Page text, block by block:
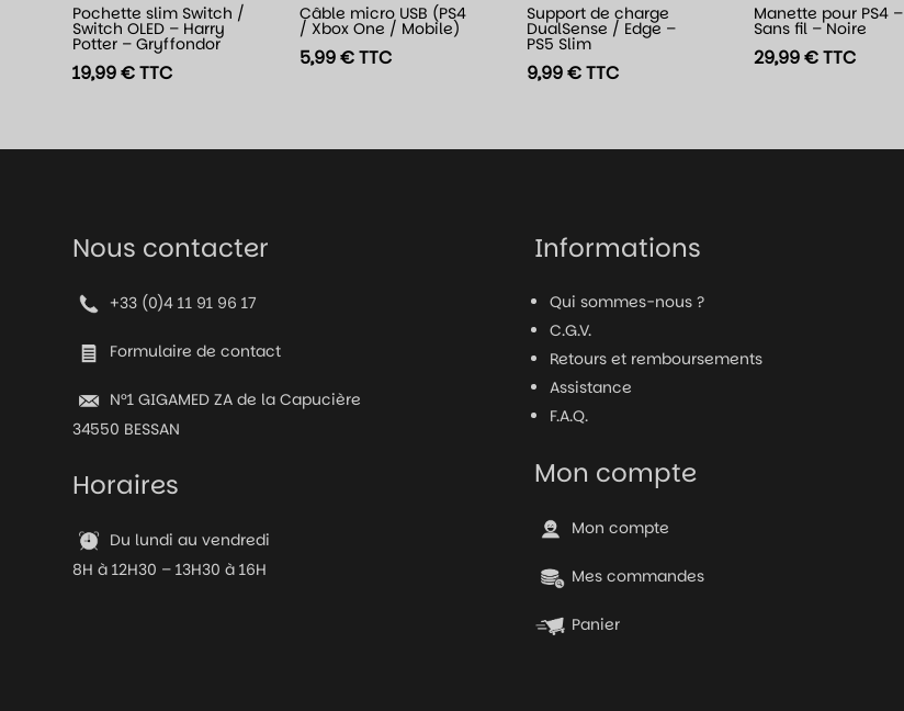
Pochette slim Switch /
Switch OLED – Harry
Potter – Gryffondor
19,99€TTC
Câble micro USB (PS4
/ Xbox One / Mobile)
5,99€TTC
Support de charge
DualSense / Edge –
PS5 Slim
9,99€TTC
Manette pour PS4 –
Sans fil – Noire
29,99€TTC
Nous contacter
+33 (0)4 11 91 96 17
Formulaire de contact
N°1 GIGAMED ZA de la Capucière
34550 BESSAN
Horaires
Du lundi au vendredi
8H à 12H30 – 13H30 à 16H
Informations
Qui sommes-nous ?
C.G.V.
Retours et remboursements
Assistance
F.A.Q.
Mon compte
Mon compte
Mes commandes
Panier